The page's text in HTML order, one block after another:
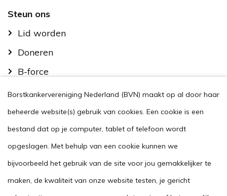
Footer
Steun ons
Lid worden
Doneren
B-force
Kom in actie
Handig
Stel je vraag
Agenda
Voor zorgverleners
This website in another language
Borstkankervereniging Nederland (BVN) maakt op al door haar
beheerde website(s) gebruik van cookies. Een cookie is een
bestand dat op je computer, tablet of telefoon wordt
opgeslagen. Met behulp van een cookie kunnen we
bijvoorbeeld het gebruik van de site voor jou gemakkelijker te
maken, de kwaliteit van onze website testen, je gericht